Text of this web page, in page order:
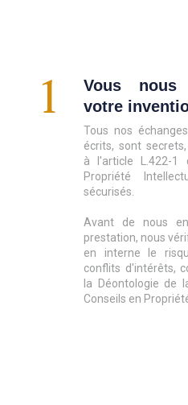
1
Vous nous
votre
Tous nos
écrits, sont
à l'article L.422-1
Propriété
sécurisés.
Avant de nous
prestation, nous
en interne le
conflits d'intérêts,
la Déontologie de
Conseils en